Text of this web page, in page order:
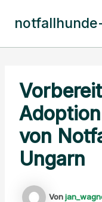
Inhalt
von
Ungarn
Von